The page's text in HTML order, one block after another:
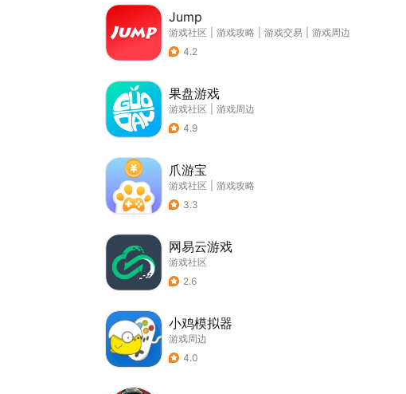
Jump
游戏社区 游戏攻略 游戏交易
游戏周边
4.2
果盘游戏
游戏社区
游戏周边
4.9
爪游宝
游戏社区
游戏攻略
3.3
网易云游戏
游戏社区
2.6
小鸡模拟器
游戏周边
4.0